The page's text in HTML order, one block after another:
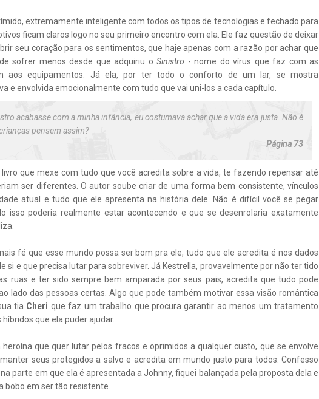
extremamente inteligente com todos os tipos de tecnologias e fechado para
ficam claros logo no seu primeiro encontro com ela. Ele faz questão de deixar
seu coração para os sentimentos, que haje apenas com a razão por achar que
sofrer menos desde que adquiriu oSinistro - nome do vírus que faz com as
aos equipamentos. Já ela, por ter todo o conforto de um lar, se mostra
e envolvida emocionalmente com tudo que vai uni-los a cada capítulo.
acabasse com a minha infância, eu costumava achar que a vida era justa. Não é
pensem assim?
Página 73
que mexe com tudo que você acredita sobre a vida, te fazendo repensar até
ser diferentes. O autor soube criar de uma forma bem consistente, vínculos
atual e tudo que ele apresenta na história dele. Não é difícil você se pegar
isso poderia realmente estar acontecendo e que se desenrolaria exatamente
fé que esse mundo possa ser bom pra ele, tudo que ele acredita é nos dados
si e que precisa lutar para sobreviver. Já Kestrella, provavelmente por não ter tido
ruas e ter sido sempre bem amparada por seus pais, acredita que tudo pode
lado das pessoas certas. Algo que pode também motivar essa visão romântica
tia Cheri que faz um trabalho que procura garantir ao menos um tratamento
que ela puder ajudar.
heroína que quer lutar pelos fracos e oprimidos a qualquer custo, que se envolve
seus protegidos a salvo e acredita em mundo justo para todos. Confesso
parte em que ela é apresentada a Johnny, fiquei balançada pela proposta dela e
bobo em ser tão resistente.